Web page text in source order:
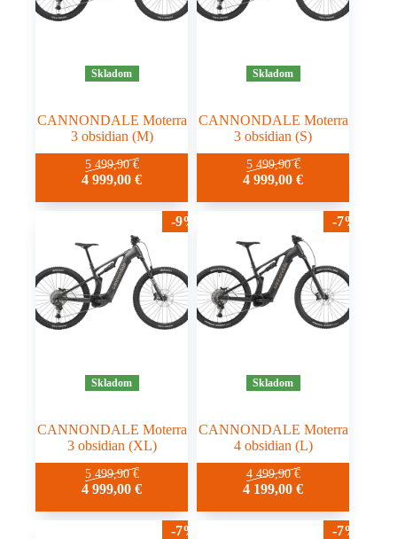
Skladom
CANNONDALE Moterra
3 obsidian (M)
5 499,90€
4 999,00€
Skladom
CANNONDALE Moterra
3 obsidian (S)
5 499,90€
4 999,00€
-9%
Skladom
CANNONDALE Moterra
3 obsidian (XL)
5 499,90€
4 999,00€
-7%
Skladom
CANNONDALE Moterra
4 obsidian (L)
4 499,90€
4 199,00€
-7% -7%